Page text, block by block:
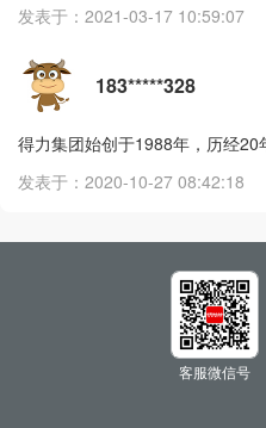
发表于：2021-03-17 10:59:07
183*****328
得力集团始创于1988年，历经
发表于：2020-10-27 08:42:18
客服微信号